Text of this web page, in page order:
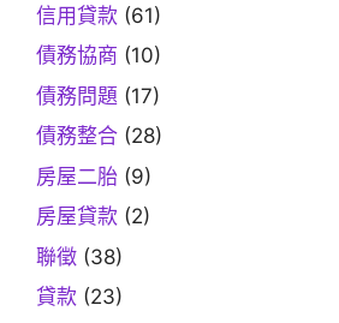
信用貸款 (61)
債務協商 (10)
債務問題 (17)
債務整合 (28)
房屋二胎 (9)
房屋貸款 (2)
聯徵 (38)
貸款 (23)